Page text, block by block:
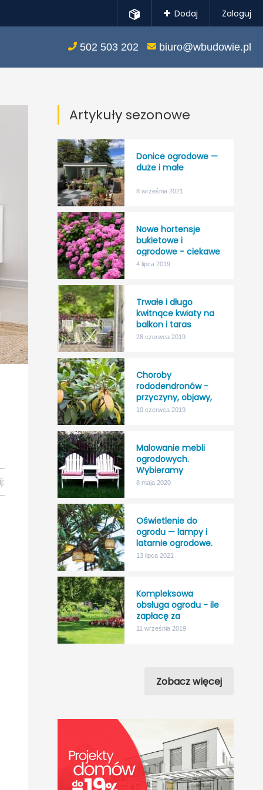
Dodaj Zaloguj
502 503 202 biuro@wbudowie.pl
Artykuły sezonowe
Donice ogrodowe —
duże i małe
8 września 2021
Nowe hortensje
bukietowe i
ogrodowe - ciekawe
kolory, większa
4 lipca 2019
Trwałe i długo
kwitnące kwiaty na
balkon i taras
28 czerwca 2019
Choroby
rododendronów -
przyczyny, objawy,
leczenie
10 czerwca 2019
Malowanie mebli
ogrodowych.
Wybieramy
najlepszy impregnat
8 maja 2020
Oświetlenie do
ogrodu — lampy i
latarnie ogrodowe.
13 lipca 2021
Kompleksowa
obsługa ogrodu - ile
zapłacę za
“nicnierobienie”?
11 września 2019
Zobacz więcej